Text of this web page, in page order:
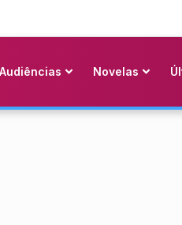
Audiências Novelas